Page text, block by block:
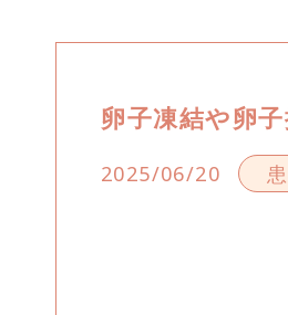
卵子凍結や卵
2025/06/20